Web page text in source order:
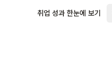
취업 성과 한눈에 보기